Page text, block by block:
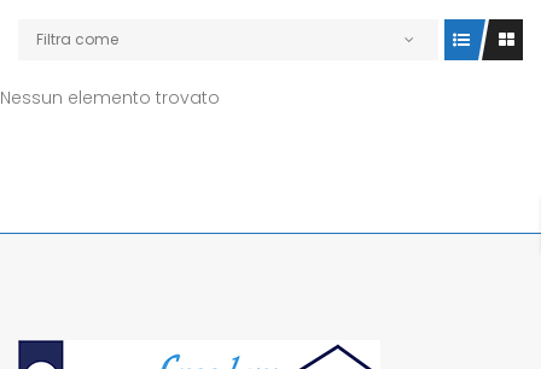
Filtra come
Nessun elemento trovato